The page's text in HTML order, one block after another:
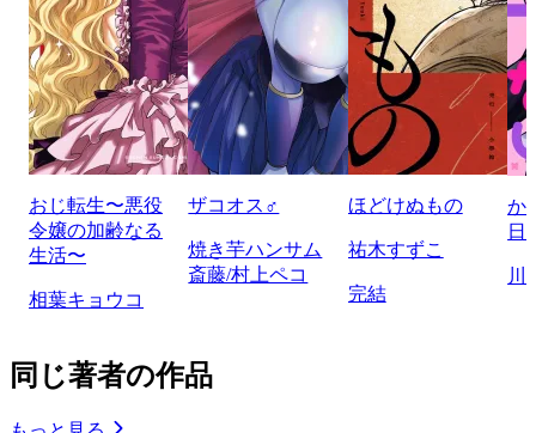
おじ転生〜悪役
令嬢の加齢なる
生活〜
相葉キョウコ
ザコオス♂
焼き芋ハンサム
斎藤/村上ペコ
ほどけぬもの
祐木すずこ
完結
か
日
川
同じ著者の作品